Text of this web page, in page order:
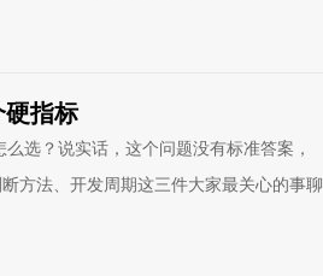
硬指标
选？说实话，这个问题没有标准答案，
方法、开发周期这三件大家最关心的事聊